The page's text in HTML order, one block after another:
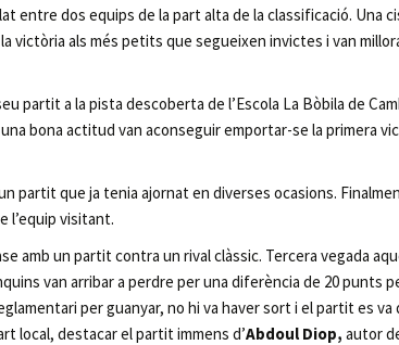
entre dos equips de la part alta de la classificació. Una
victòria als més petits que segueixen invictes i van
partit a la pista descoberta de l’Escola La Bòbila de
bona actitud van aconseguir emportar-se la primera
partit que ja tenia ajornat en diverses ocasions.
l’equip visitant.
amb un partit contra un rival clàssic. Tercera vegada
van arribar a perdre per una diferència de 20 punts
per guanyar, no hi va haver sort i el partit es va
local, destacar el partit immens d’Abdoul Diop, autor